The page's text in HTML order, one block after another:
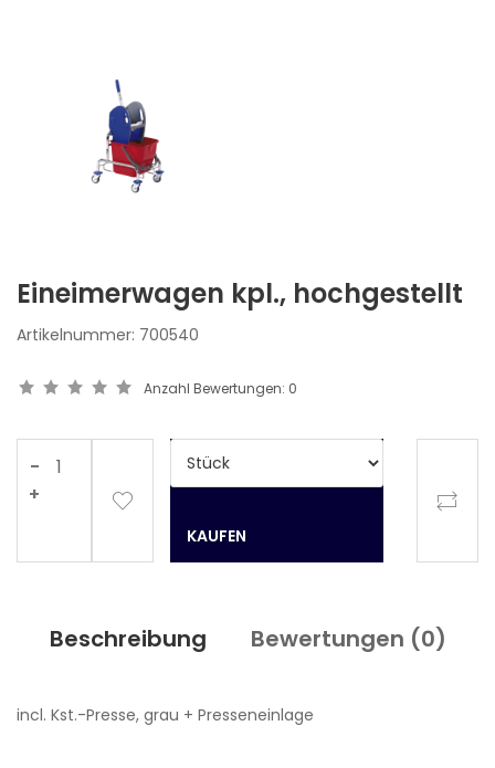
Eineimerwagen kpl., hochgestellt
Artikelnummer: 700540
Anzahl Bewertungen: 0
-
+
Beschreibung Bewertungen (0)
incl. Kst.-Presse, grau + Presseneinlage